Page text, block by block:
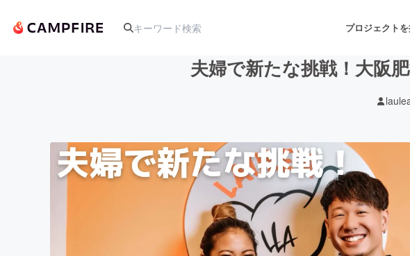
プロジェクト
アート・写真 音楽
テクノロジー・ガジェット ゲーム・サービス開
映像・映画 書籍・雑誌出版
夫婦で新たな挑戦！大阪